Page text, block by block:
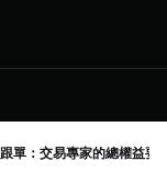
單：交易專家的總權益要